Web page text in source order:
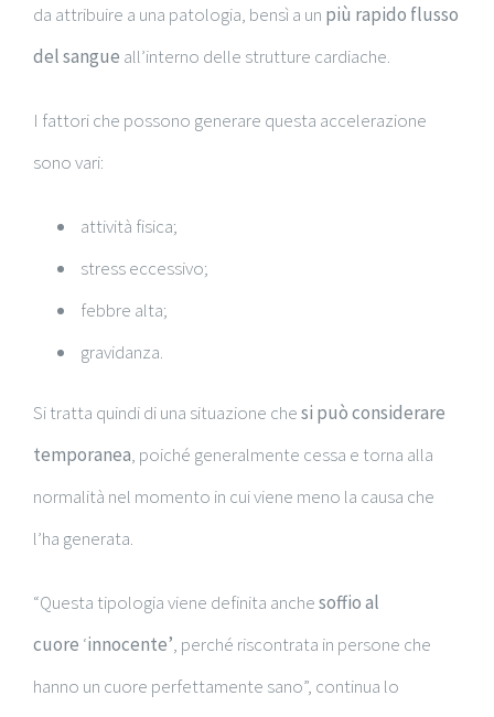
da attribuire a una patologia, bensì a un più rapido flusso
del sangue all’interno delle strutture cardiache.
I fattori che possono generare questa accelerazione
sono vari:
attività fisica;
stress eccessivo;
febbre alta;
gravidanza.
Si tratta quindi di una situazione chesi può considerare
temporanea, poiché generalmente cessa e torna alla
normalità nel momento in cui viene meno la causa che
l’ha generata.
“Questa tipologia viene definita anchesoffio al
cuore ‘innocente’, perché riscontrata in persone che
hanno un cuore perfettamente sano”, continua lo